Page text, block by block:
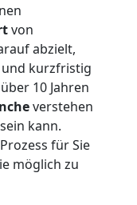
von
abzielt,
kurzfristig
10 Jahren
verstehen
kann.
für Sie
möglich zu